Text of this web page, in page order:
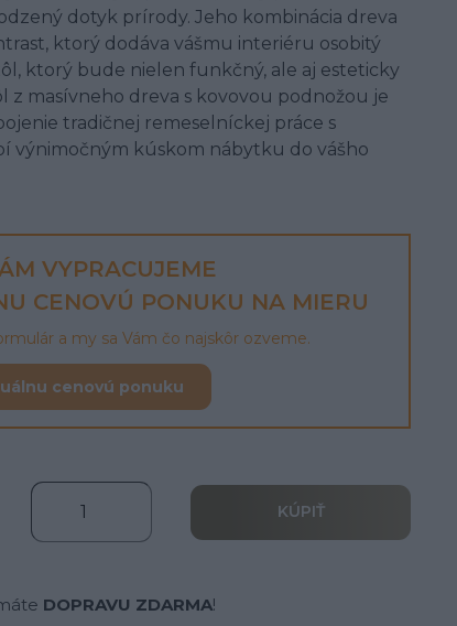
dotyk prírody. Jeho kombinácia dreva
ktorý dodáva vášmu interiéru osobitý
ktorý bude nielen funkčný, ale aj esteticky
z masívneho dreva s kovovou podnožou je
tradičnej remeselníckej práce s
výnimočným kúskom nábytku do vášho
VYPRACUJEME
CENOVÚ PONUKU NA MIERU
a my sa Vám čo najskôr ozveme.
cenovú ponuku
KÚPIŤ
DOPRAVU ZDARMA!